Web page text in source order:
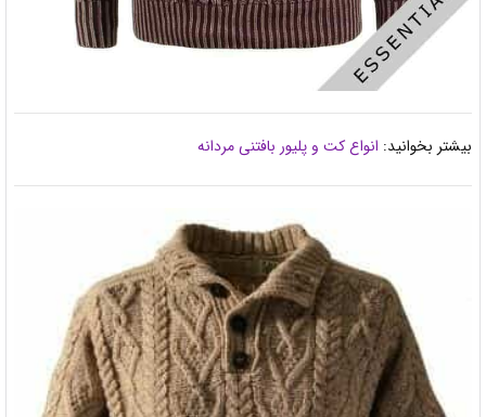
بیشتر بخوانید: انواع کت و پلیور بافتنی مردانه